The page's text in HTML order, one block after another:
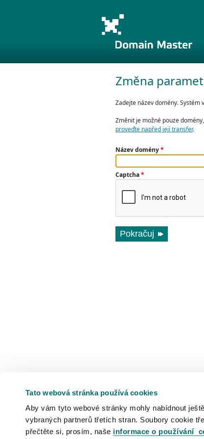
Tato webová stránka používá cookies
Aby vám tyto webové stránky mohly nabídnout
vybraných partnerů třetích stran. Soubory cookie
přečtěte si, prosím, naše informace o používání
Změna
Zadejte název domény.
Změnit je možné pouze
proveďte napřed její transfer.
Název domény*
Captcha*
Pokračuj